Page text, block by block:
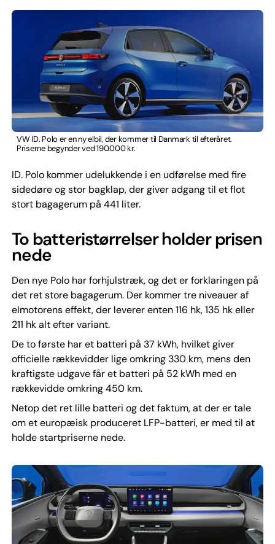
VW ID. Polo er en ny elbil, der kommer til Danmark til efteråret.
Priserne begynder ved 190.000 kr.
ID. Polo kommer udelukkende i en udførelse med fire
sidedøre og stor bagklap, der giver adgang til et flot
stort bagagerum på 441 liter.
To batteristørrelser holder prisen
nede
Den nye Polo har forhjulstræk, og det er forklaringen på
det ret store bagagerum. Der kommer tre niveauer af
elmotorens effekt, der leverer enten 116 hk, 135 hk eller
211 hk alt efter variant.
De to første har et batteri på 37 kWh, hvilket giver
officielle rækkevidder lige omkring 330 km, mens den
kraftigste udgave får et batteri på 52 kWh med en
rækkevidde omkring 450 km.
Netop det ret lille batteri og det faktum, at der er tale
om et europæisk produceret LFP-batteri, er med til at
holde startpriserne nede.